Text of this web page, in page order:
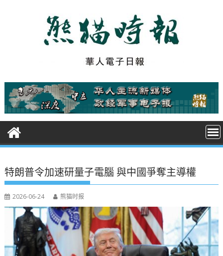
t
特朗普令加速研量子電腦 與中國爭奪主導權
2026-06-24 熊猫时报